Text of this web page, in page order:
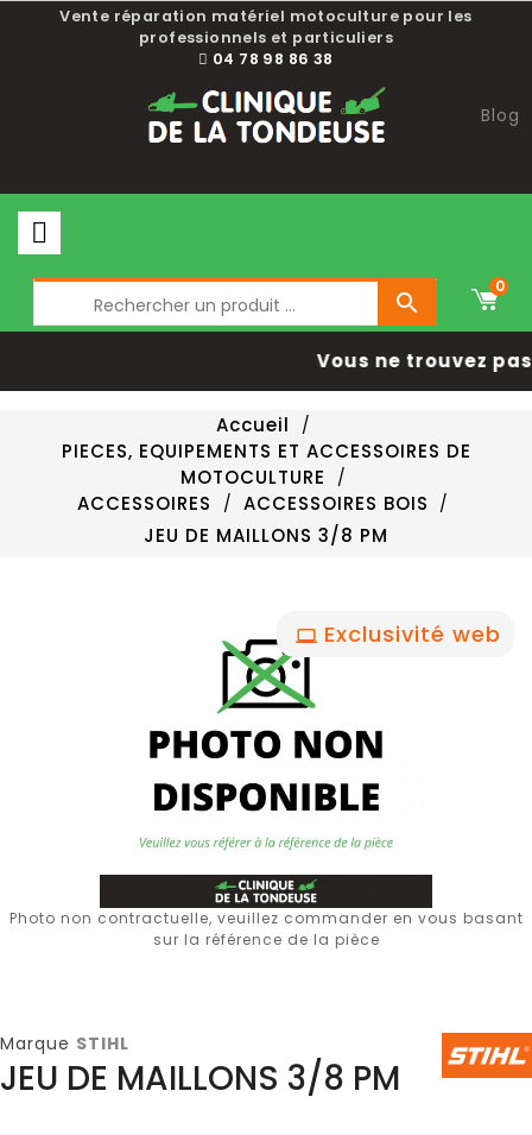
Vente réparation matériel motoculture pour les
professionnels et particuliers
04 78 98 86 38
Blog

0
Vous ne trouvez
Accueil
PIECES, EQUIPEMENTS ET ACCESSOIRES DE
MOTOCULTURE
ACCESSOIRES
ACCESSOIRES BOIS
JEU DE MAILLONS 3/8 PM
Exclusivité web
Photo non contractuelle, veuillez commander en vous basant
sur la référence de la pièce
Marque STIHL
JEU DE MAILLONS 3/8 PM